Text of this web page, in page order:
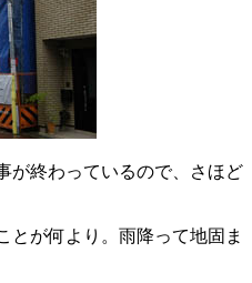
終わっているので、さほど
が何より。雨降って地固ま